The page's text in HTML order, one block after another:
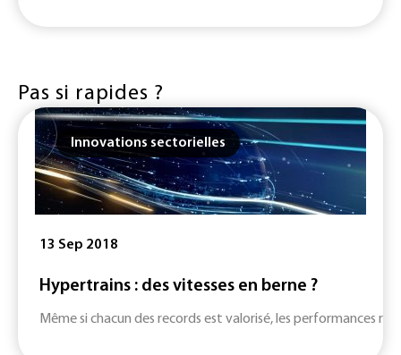
Pas si rapides ?
Innovations sectorielles
13 Sep 2018
Hypertrains : des vitesses en berne ?
Même si chacun des records est valorisé, les performances